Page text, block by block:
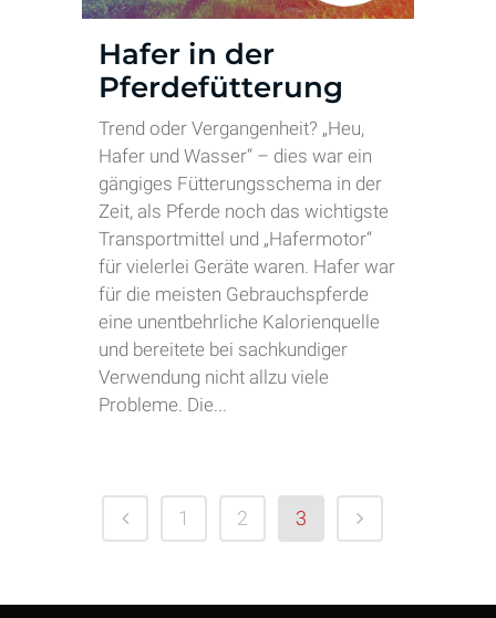
Hafer in der
Pferdefütterung
Trend oder Vergangenheit? „Heu,
Hafer und Wasser“ – dies war ein
gängiges Fütterungsschema in der
Zeit, als Pferde noch das wichtigste
Transportmittel und „Hafermotor“
für vielerlei Geräte waren. Hafer war
für die meisten Gebrauchspferde
eine unentbehrliche Kalorienquelle
und bereitete bei sachkundiger
Verwendung nicht allzu viele
Probleme. Die...
1 2 3